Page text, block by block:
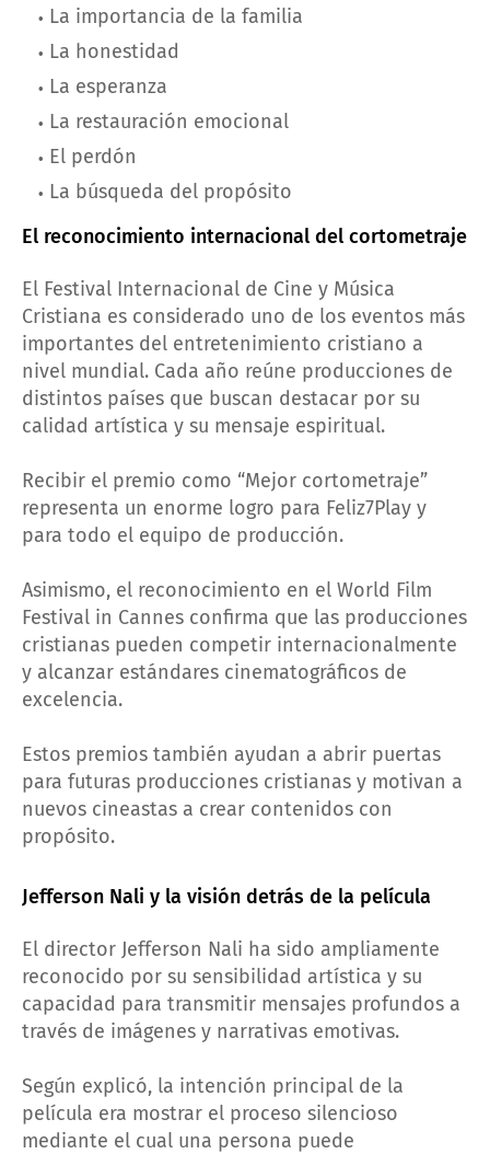
La importancia de la familia
La honestidad
La esperanza
La restauración emocional
El perdón
La búsqueda del propósito
El reconocimiento internacional del cortometraje
El Festival Internacional de Cine y Música
Cristiana es considerado uno de los eventos más
importantes del entretenimiento cristiano a
nivel mundial. Cada año reúne producciones de
distintos países que buscan destacar por su
calidad artística y su mensaje espiritual.
Recibir el premio como “Mejor cortometraje”
representa un enorme logro para Feliz7Play y
para todo el equipo de producción.
Asimismo, el reconocimiento en el World Film
Festival in Cannes confirma que las producciones
cristianas pueden competir internacionalmente
y alcanzar estándares cinematográficos de
excelencia.
Estos premios también ayudan a abrir puertas
para futuras producciones cristianas y motivan a
nuevos cineastas a crear contenidos con
propósito.
Jefferson Nali y la visión detrás de la película
El director Jefferson Nali ha sido ampliamente
reconocido por su sensibilidad artística y su
capacidad para transmitir mensajes profundos a
través de imágenes y narrativas emotivas.
Según explicó, la intención principal de la
película era mostrar el proceso silencioso
mediante el cual una persona puede